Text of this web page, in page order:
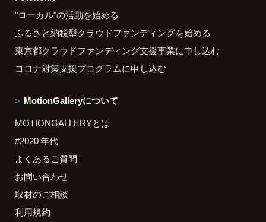
"ローカル"の活動を始める
ふるさと納税型クラウドファンディングを始める
東京都クラウドファンディング支援事業に申し込む
コロナ対策支援プログラムに申し込む
MotionGalleryについて
MOTIONGALLERYとは
#2020 年代
よくあるご質問
お問い合わせ
取材のご相談
利用規約